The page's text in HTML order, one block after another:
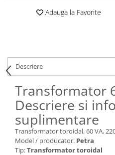
Adauga la Favorite
Descriere
Transformator
Descriere si
suplimentare
Transformator toroidal, 60 VA,
Model / producator: Petra
Tip:Transformator toroidal